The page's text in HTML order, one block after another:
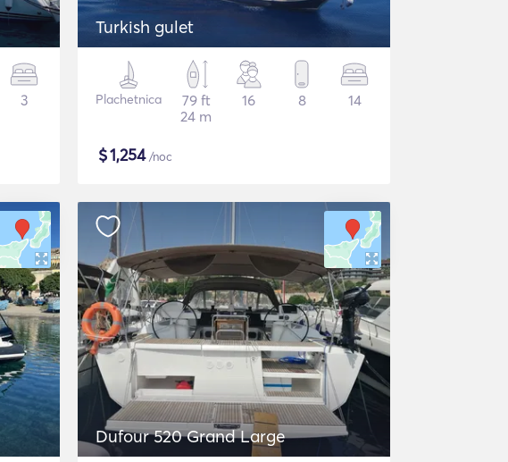
3
Turkish gulet
Plachetnica
79 ft
24 m
16 8 14
$1,254/noc
Dufour 520 Grand Large